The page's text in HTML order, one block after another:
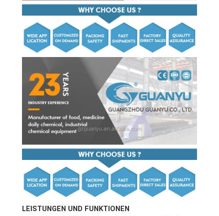
LEISTUNGEN UND FUNKTIONEN